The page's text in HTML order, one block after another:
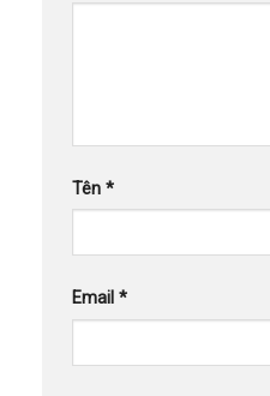
Tên *
Email *